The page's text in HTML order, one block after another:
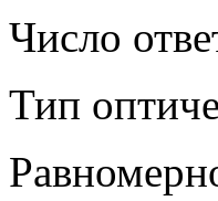
Число
Тип